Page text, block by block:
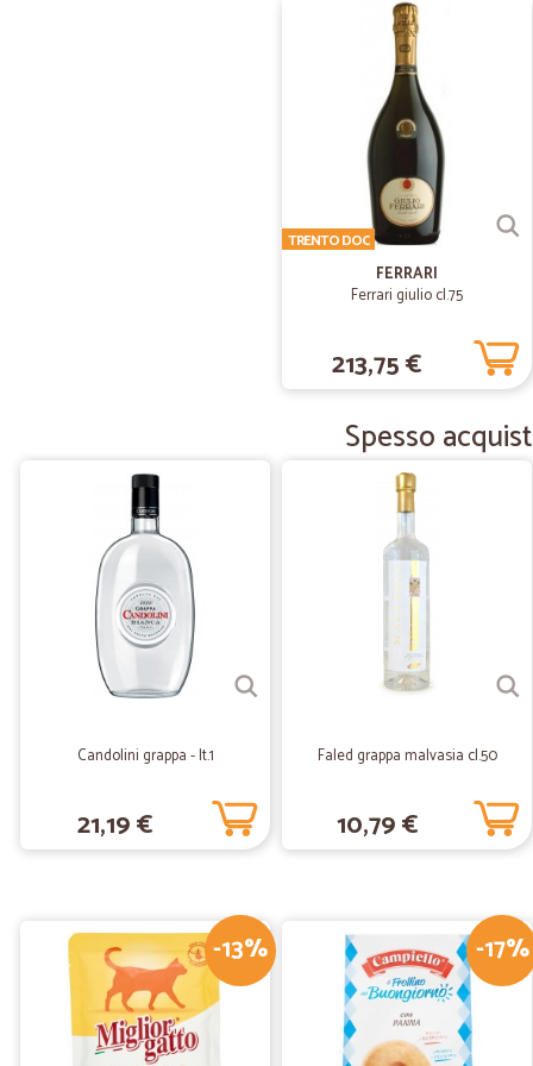
FERRARI
Ferrari giulio cl.75
TRENTO DOC
213,75 €
Spesso
Candolini grappa - lt.1
21,19 €
Faled grappa malvasia cl.50
10,79 €
-13% -17%